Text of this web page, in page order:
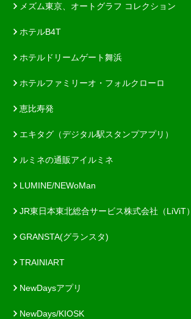
メズム東京、オートグラフ コレクション
ホテルB4T
ホテルドリームゲート舞浜
ホテルファミリーオ・フォルクローロ
恵比寿発
エキタグ（デジタル駅スタンプアプリ）
ルミネの通販アイルミネ
LUMINE/NEWoMan
JR東日本東北総合サービス株式会社（LiViT）
GRANSTA(グランスタ)
TRAINIART
NewDaysアプリ
NewDays/KIOSK